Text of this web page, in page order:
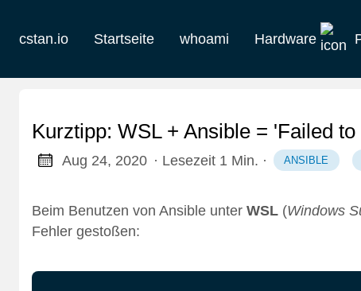
cstan.io Startseite whoami Hardware
Homelab
Kurztipp: WSL + Ansible = 'Failed
Aug 24, 2020 · Lesezeit 1 Min. · ANSIBLE
Beim Benutzen von Ansible unter WSL (Windows
Fehler gestoßen: